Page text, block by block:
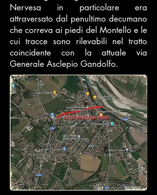
Nervesa in particolare era
attraversato dal penultimo decumano
che correva ai piedi del Montello e le
cui tracce sono rilevabili nel tratto
coincidente con la attuale via
Generale Asclepio Gandolfo.